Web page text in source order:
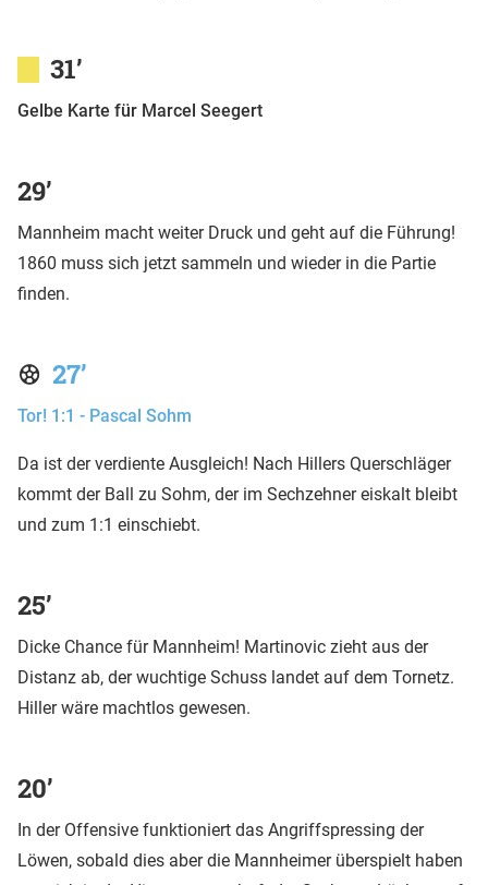
31’
Gelbe Karte für Marcel Seegert
29’
Mannheim macht weiter Druck und geht auf die Führung!
1860 muss sich jetzt sammeln und wieder in die Partie
finden.
27’
Tor! 1:1 - Pascal Sohm
Da ist der verdiente Ausgleich! Nach Hillers Querschläger
kommt der Ball zu Sohm, der im Sechzehner eiskalt bleibt
und zum 1:1 einschiebt.
25’
Dicke Chance für Mannheim! Martinovic zieht aus der
Distanz ab, der wuchtige Schuss landet auf dem Tornetz.
Hiller wäre machtlos gewesen.
20’
In der Offensive funktioniert das Angriffspressing der
Löwen, sobald dies aber die Mannheimer überspielt haben